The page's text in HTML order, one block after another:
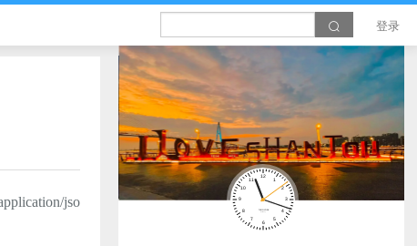
登录
jso